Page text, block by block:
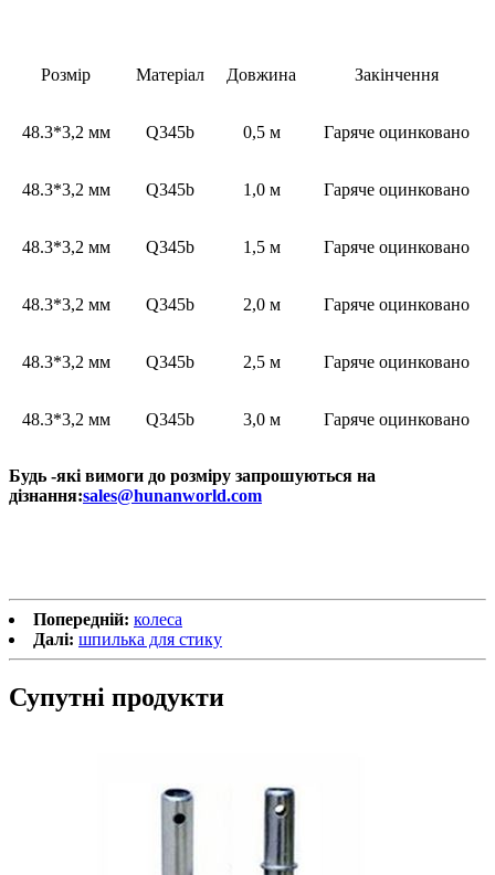
Розмір Матеріал Довжина Закінчення
48.3*3,2 мм Q345b 0,5 м Гаряче оцинковано
48.3*3,2 мм Q345b 1,0 м Гаряче оцинковано
48.3*3,2 мм Q345b 1,5 м Гаряче оцинковано
48.3*3,2 мм Q345b 2,0 м Гаряче оцинковано
48.3*3,2 мм Q345b 2,5 м Гаряче оцинковано
48.3*3,2 мм Q345b 3,0 м Гаряче оцинковано
Будь -які вимоги до розміру запрошуються на
дізнання:sales@hunanworld.com
Попередній: колеса
Далі: шпилька для стику
Супутні продукти